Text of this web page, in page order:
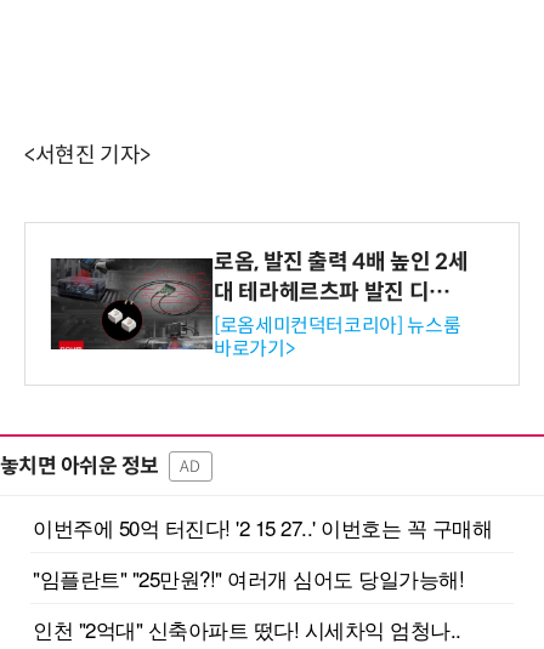
<서현진 기자>
로옴, 발진 출력 4배 높인 2세
대 테라헤르츠파 발진 디바이
스 개발
[로옴세미컨덕터코리아] 뉴스룸
바로가기>
놓치면 아쉬운 정보 AD